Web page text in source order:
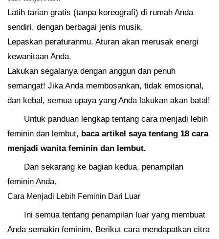
Latih tarian gratis (tanpa koreografi) di rumah Anda
sendiri, dengan berbagai jenis musik.
Lepaskan peraturanmu. Aturan akan merusak energi
kewanitaan Anda.
Lakukan segalanya dengan anggun dan penuh
semangat! Jika Anda membosankan, tidak emosional,
dan kebal, semua upaya yang Anda lakukan akan batal!
Untuk panduan lengkap tentang cara menjadi lebih
feminin dan lembut, baca artikel saya tentang 18 cara
menjadi wanita feminin dan lembut.
Dan sekarang ke bagian kedua, penampilan
feminin Anda.
Cara Menjadi Lebih Feminin Dari Luar
Ini semua tentang penampilan luar yang membuat
Anda semakin feminim. Berikut cara mendapatkan citra